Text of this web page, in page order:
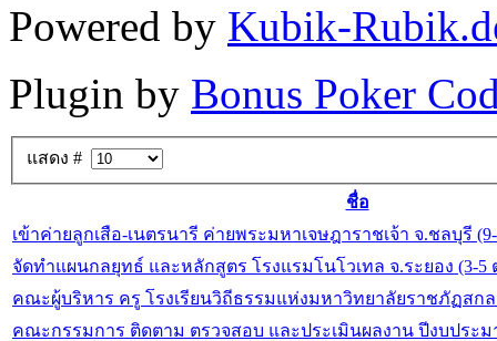
Powered by Kubik-
Plugin by Bonus Poker
แสดง #
ชื่อ
เข้าค่ายลูกเสือ-เนตรนารี ค่ายพระมหาเจษฎาราชเจ้า จ.ชลบุรี
จัดทำแผนกลยุทธ์ และหลักสูตร โรงแรมโนโวเทล จ.ระยอง (3-5
คณะผู้บริหาร ครู โรงเรียนวิถีธรรมแห่งมหาวิทยาลัยราชภัฏสกล
คณะกรรมการ ติดตาม ตรวจสอบ และประเมินผลงาน ปีงบประม